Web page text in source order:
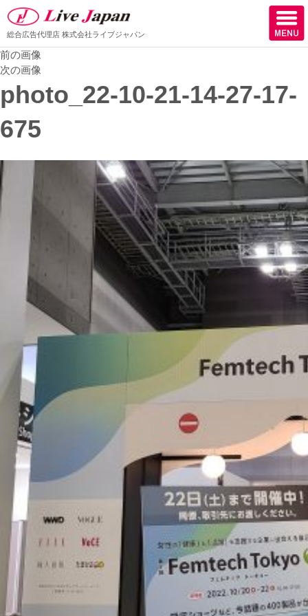
会社情報
スタッフブログ
サロン様からの声
ケーススタディー
採用
お問い合わせ
総合広告代理店 株式会社ライブジャパン
前の画像
次の画像
photo_22-10-21-14-27-17-
675